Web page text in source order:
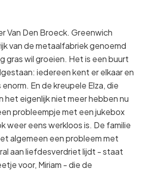
Van Den Broeck. Greenwich
van de metaalfabriek genoemd
gras wil groeien. Het is een buurt
iedereen kent er elkaar en
En de kreupele Elza, die
het eigenlijk niet meer hebben nu
probleempje met een jukebox
weer eens werkloos is. De familie
algemeen een probleem met
aan liefdesverdriet lijdt - staat
voor, Miriam - die de